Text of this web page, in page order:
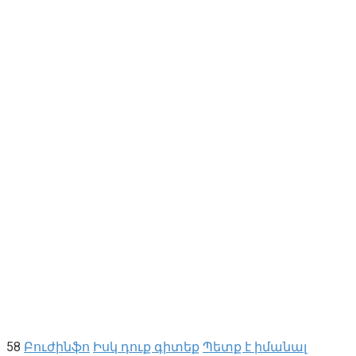
58 Բուժինֆո Իսկ դուք գիտեք Պետք է իմանալ